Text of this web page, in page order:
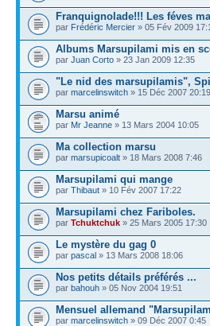
Franquignolade!!! Les féves
par Frédéric Mercier » 05 Fév 2009
Albums Marsupilami mis en
par Juan Corto » 23 Jan 2009 12:35
"Le nid des marsupilamis",
par marcelinswitch » 15 Déc 2007 20:19
Marsu animé
par Mr Jeanne » 13 Mars 2004 10:05
Ma collection marsu
par marsupicoalt » 18 Mars 2008 7:46
Marsupilami qui mange
par Thibaut » 10 Fév 2007 17:22
Marsupilami chez Fariboles.
par Tchuktchuk » 25 Mars 2005 17:30
Le mystère du gag 0
par pascal » 13 Mars 2008 18:06
Nos petits détails préférés ...
par bahouh » 05 Nov 2004 19:51
Mensuel allemand
par marcelinswitch » 09 Déc 2007 0:45